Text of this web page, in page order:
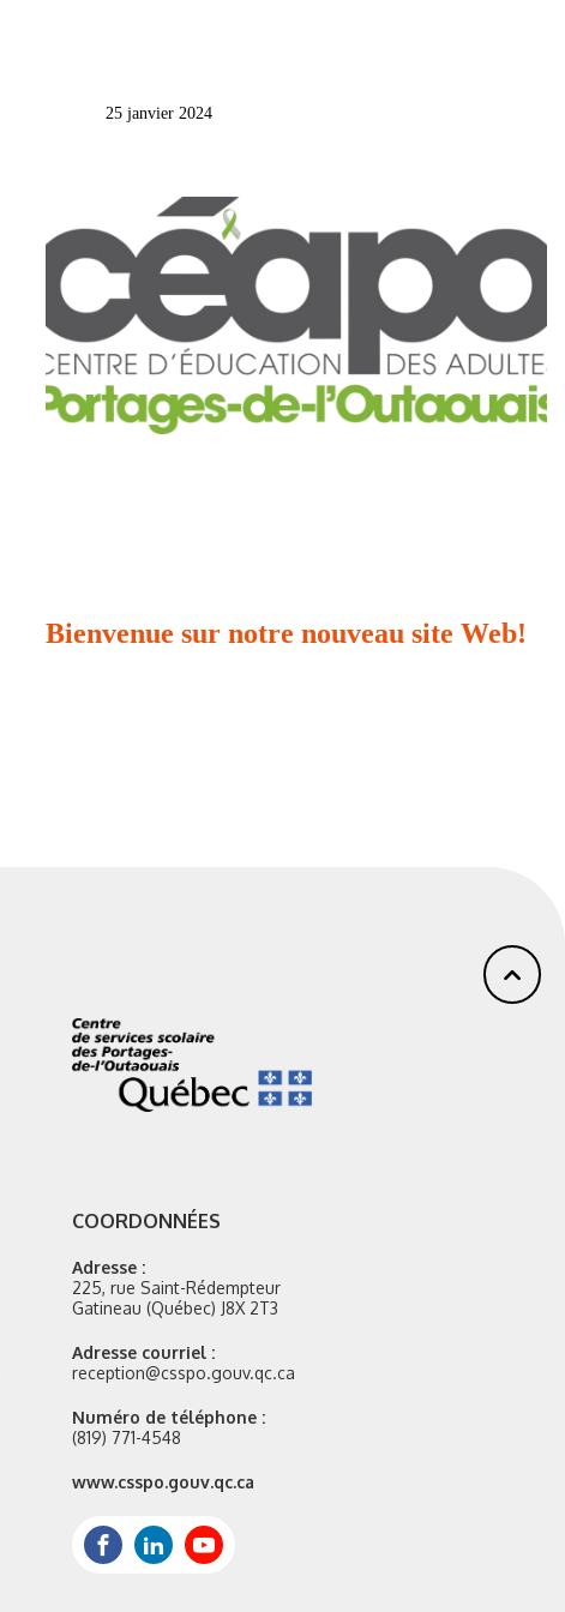
25 janvier 2024
Bienvenue sur notre nouveau site Web!
COORDONNÉES
Adresse :
225, rue Saint-Rédempteur
Gatineau (Québec) J8X 2T3
Adresse courriel :
reception@csspo.gouv.qc.ca
Numéro de téléphone :
(819) 771-4548
Site
www.csspo.gouv.qc.ca
FacebookLinkedInYoutube